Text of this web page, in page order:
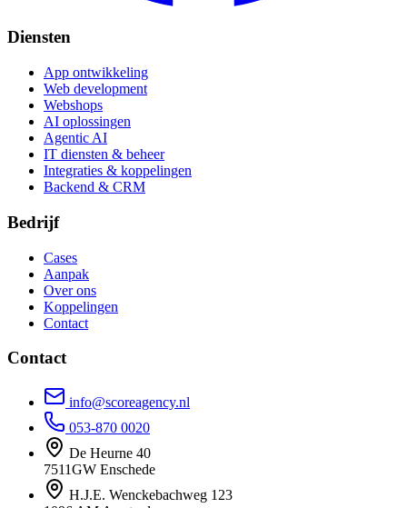
Diensten
App ontwikkeling
Web development
Webshops
AI oplossingen
Agentic AI
IT diensten & beheer
Integraties & koppelingen
Backend & CRM
Bedrijf
Cases
Aanpak
Over ons
Koppelingen
Contact
Contact
info@scoreagency.nl
053-870 0020
De Heurne 40
7511GW Enschede
H.J.E. Wenckebachweg 123